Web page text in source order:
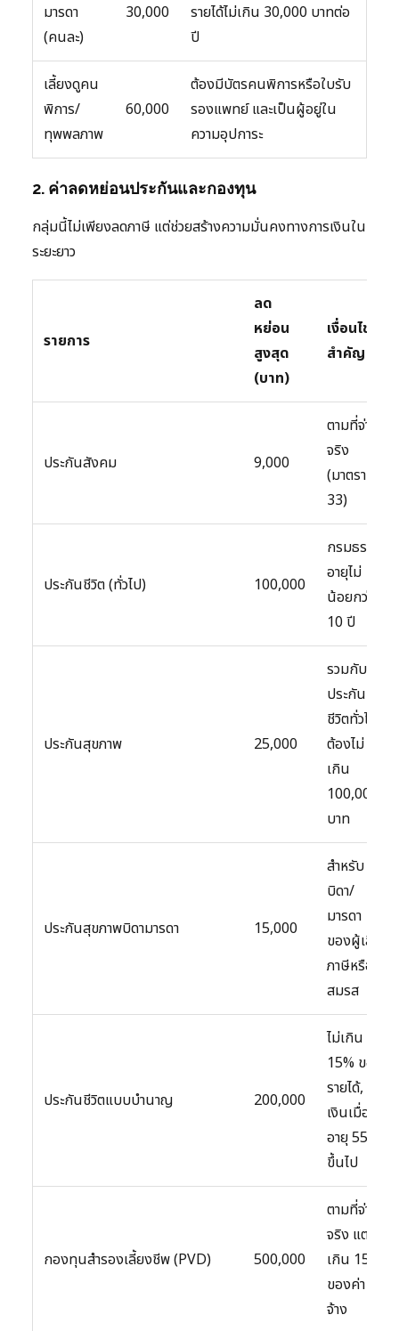
มารดา
(คนละ)
30,000
รายได้ไม่เกิน 30,000 บาทต่อ
ปี
เลี้ยงดูคน
พิการ/
ทุพพลภาพ
60,000
ต้องมีบัตรคนพิการหรือใบรับ
รองแพทย์ และเป็นผู้อยู่ใน
ความอุปการะ
2. ค่าลดหย่อนประกันและกองทุน
กลุ่มนี้ไม่เพียงลดภาษี แต่ช่วยสร้างความมั่นคงทางการเงินใน
ระยะยาว
รายการ
ลด
หย่อน
สูงสุด
(บาท)
เงื่อนไข
สำคัญ
ประกันสังคม 9,000
ตามที่จ่าย
จริง
(มาตรา
33)
ประกันชีวิต (ทั่วไป) 100,000
กรมธรรม์
อายุไม่
น้อยกว่า
10 ปี
ประกันสุขภาพ 25,000
รวมกับ
ประกัน
ชีวิตทั่วไป
ต้องไม่
เกิน
100,000
บาท
ประกันสุขภาพบิดามารดา 15,000
สำหรับ
บิดา/
มารดา
ของผู้เสีย
ภาษีหรือคู่
สมรส
ประกันชีวิตแบบบำนาญ 200,000
ไม่เกิน
15% ของ
รายได้, รับ
เงินเมื่อ
อายุ 55 ปี
ขึ้นไป
กองทุนสำรองเลี้ยงชีพ (PVD) 500,000
ตามที่จ่าย
จริง แต่ไม่
เกิน 15%
ของค่า
จ้าง